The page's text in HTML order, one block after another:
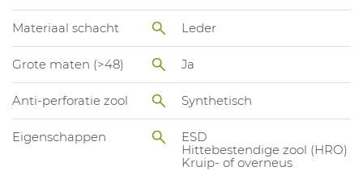
Materiaal schacht Leder
Grote maten (>48) Ja
Anti-perforatie zool Synthetisch
Eigenschappen
ESD
Hittebestendige zool (HRO)
Kruip- of overneus